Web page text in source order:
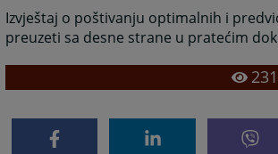
Izvještaj o poštivanju optimalnih i
preuzeti sa desne strane u pratećim